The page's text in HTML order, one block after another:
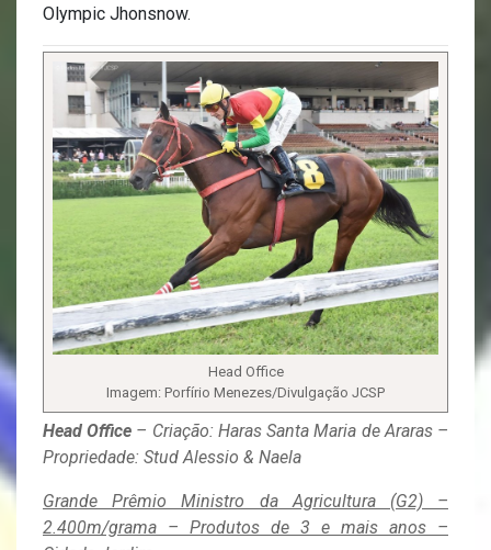
Olympic Jhonsnow.
Head Office
Imagem: Porfírio Menezes/Divulgação JCSP
Head Office – Criação: Haras Santa Maria de Araras –
Propriedade: Stud Alessio & Naela
Grande Prêmio Ministro da Agricultura (G2) –
2.400m/grama – Produtos de 3 e mais anos –